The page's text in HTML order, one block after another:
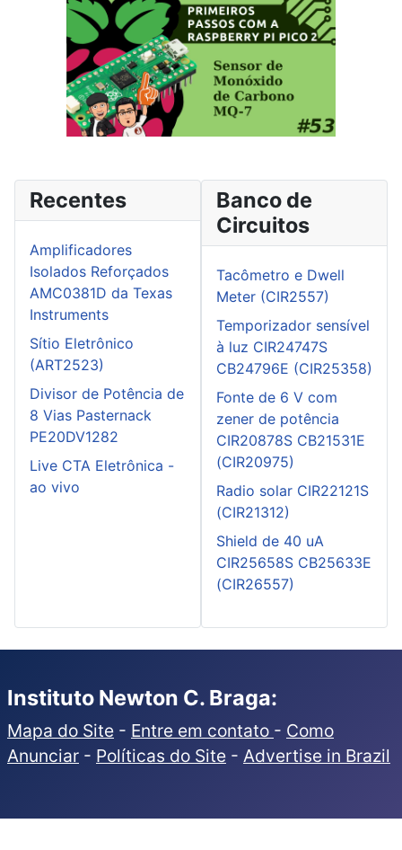
Recentes
Amplificadores
Isolados Reforçados
AMC0381D da Texas
Instruments
Sítio Eletrônico
(ART2523)
Divisor de Potência de
8 Vias Pasternack
PE20DV1282
Live CTA Eletrônica -
ao vivo
Banco de
Circuitos
Tacômetro e Dwell
Meter (CIR2557)
Temporizador sensível
à luz CIR24747S
CB24796E (CIR25358)
Fonte de 6 V com
zener de potência
CIR20878S CB21531E
(CIR20975)
Radio solar CIR22121S
(CIR21312)
Shield de 40 uA
CIR25658S CB25633E
(CIR26557)
Instituto Newton C. Braga:
Mapa do Site - Entre em contato - Como
Anunciar - Políticas do Site - Advertise in Brazil